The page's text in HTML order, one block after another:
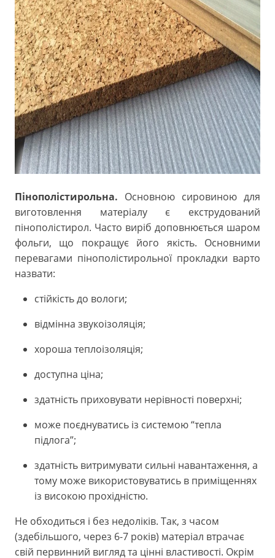
Пінополістирольна. Основною сировиною для
виготовлення матеріалу є екструдований
пінополістирол. Часто виріб доповнюється шаром
фольги, що покращує його якість. Основними
перевагами пінополістирольної прокладки варто
назвати:
стійкість до вологи;
відмінна звукоізоляція;
хороша теплоізоляція;
доступна ціна;
здатність приховувати нерівності поверхні;
може поєднуватись із системою “тепла
підлога”;
здатність витримувати сильні навантаження, а
тому може використовуватись в приміщеннях
із високою прохідністю.
Не обходиться і без недоліків. Так, з часом
(здебільшого, через 6-7 років) матеріал втрачає
свій первинний вигляд та цінні властивості. Окрім